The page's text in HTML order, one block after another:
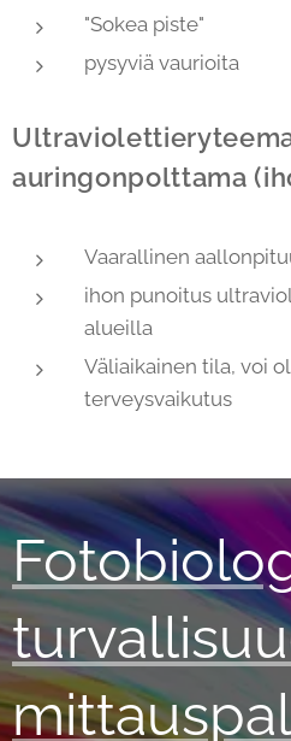
"Sokea piste"
pysyviä vaurioita
auringonpolttama
Vaarallinen
ihon punoitus
alueilla
Väliaikainen tila, voi
terveysvaikutus